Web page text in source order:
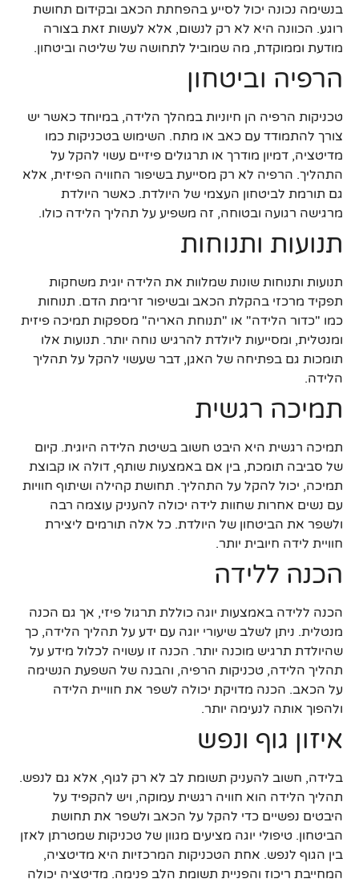
בנשימה נכונה יכול לסייע בהפחתת הכאב ובקידום תחושת
רוגע. הכוונה היא לא רק לנשום, אלא לעשות זאת בצורה
מודעת וממוקדת, מה שמוביל לתחושה של שליטה וביטחון.
הרפיה וביטחון
טכניקות הרפיה הן חיוניות במהלך הלידה, במיוחד כאשר יש
צורך להתמודד עם כאב או מתח. השימוש בטכניקות כמו
מדיטציה, דמיון מודרך או תרגולים פיזיים עשוי להקל על
התהליך. הרפיה לא רק מסייעת בשיפור החוויה הפיזית, אלא
גם תורמת לביטחון העצמי של היולדת. כאשר היולדת
מרגישה רגועה ובטוחה, זה משפיע על תהליך הלידה כולו.
תנועות ותנוחות
תנועות ותנוחות שונות שמלוות את הלידה יוגית משחקות
תפקיד מרכזי בהקלת הכאב ובשיפור זרימת הדם. תנוחות
כמו "כדור הלידה" או "תנוחת האריה" מספקות תמיכה פיזית
ומנטלית, ומסייעות ליולדת להרגיש נוחה יותר. תנועות אלו
תומכות גם בפתיחה של האגן, דבר שעשוי להקל על תהליך
הלידה.
תמיכה רגשית
תמיכה רגשית היא היבט חשוב בשיטת הלידה היוגית. קיום
של סביבה תומכת, בין אם באמצעות שותף, דולה או קבוצת
תמיכה, יכול להקל על התהליך. תחושת קהילה ושיתוף חוויות
עם נשים אחרות שחוות לידה יכולה להעניק עוצמה רבה
ולשפר את הביטחון של היולדת. כל אלה תורמים ליצירת
חוויית לידה חיובית יותר.
הכנה ללידה
הכנה ללידה באמצעות יוגה כוללת תרגול פיזי, אך גם הכנה
מנטלית. ניתן לשלב שיעורי יוגה עם ידע על תהליך הלידה, כך
שהיולדת תרגיש מוכנה יותר. הכנה זו עשויה לכלול מידע על
תהליך הלידה, טכניקות הרפיה, והבנה של השפעת הנשימה
על הכאב. הכנה מדויקת יכולה לשפר את חוויית הלידה
ולהפוך אותה לנעימה יותר.
איזון גוף ונפש
בלידה, חשוב להעניק תשומת לב לא רק לגוף, אלא גם לנפש.
תהליך הלידה הוא חוויה רגשית עמוקה, ויש להקפיד על
היבטים נפשיים כדי להקל על הכאב ולשפר את תחושת
הביטחון. טיפולי יוגה מציעים מגוון של טכניקות שמטרתן לאזן
בין הגוף לנפש. אחת הטכניקות המרכזיות היא מדיטציה,
המחייבת ריכוז והפניית תשומת הלב פנימה. מדיטציה יכולה